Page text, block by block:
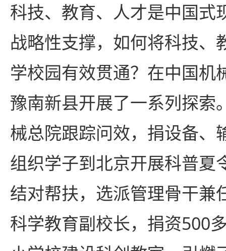
科技、教育、人才是中国式
战略性支撑，如何将科技、
学校园有效贯通？在中国机
豫南新县开展了一系列探索
械总院跟踪问效，捐设备、
组织学子到北京开展科普夏
结对帮扶，选派管理骨干兼
科学教育副校长，捐资500